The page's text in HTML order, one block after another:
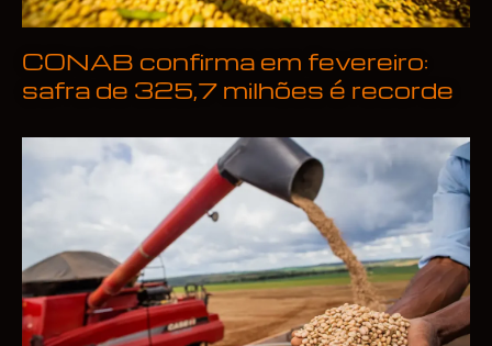
CONAB confirma em fevereiro:
safra de 325,7 milhões é recorde